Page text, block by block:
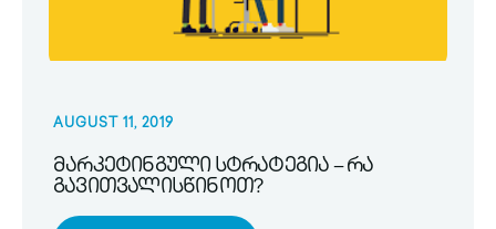
AUGUST 11, 2019
მარკეტინგული სტრატეგია – რა
გავითვალისწინოთ?